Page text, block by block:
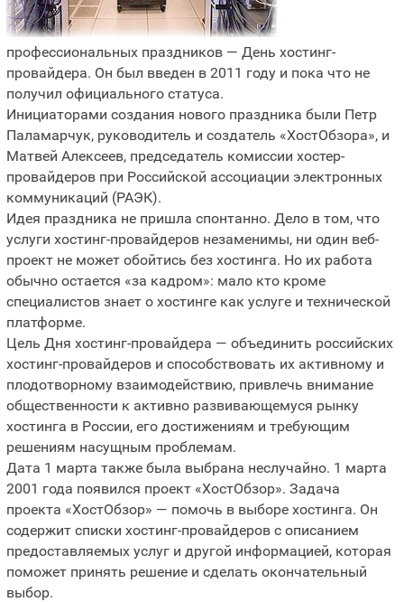
профессиональных праздников — День хостинг-
провайдера. Он был введен в 2011 году и пока что не
получил официального статуса.
Инициаторами создания нового праздника были Петр
Паламарчук, руководитель и создатель «ХостОбзора», и
Матвей Алексеев, председатель комиссии хостер-
провайдеров при Российской ассоциации электронных
коммуникаций (РАЭК).
Идея праздника не пришла спонтанно. Дело в том, что
услуги хостинг-провайдеров незаменимы, ни один веб-
проект не может обойтись без хостинга. Но их работа
обычно остается «за кадром»: мало кто кроме
специалистов знает о хостинге как услуге и технической
платформе.
Цель Дня хостинг-провайдера — объединить российских
хостинг-провайдеров и способствовать их активному и
плодотворному взаимодействию, привлечь внимание
общественности к активно развивающемуся рынку
хостинга в России, его достижениям и требующим
решениям насущным проблемам.
Дата 1 марта также была выбрана неслучайно. 1 марта
2001 года появился проект «ХостОбзор». Задача
проекта «ХостОбзор» — помочь в выборе хостинга. Он
содержит списки хостинг-провайдеров с описанием
предоставляемых услуг и другой информацией, которая
поможет принять решение и сделать окончательный
выбор.